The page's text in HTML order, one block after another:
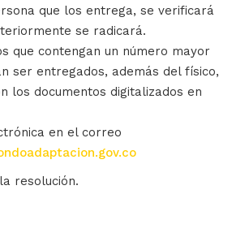
que los entrega, se verificará
se radicará.
que contengan un número mayor
ser entregados, además del físico,
los documentos digitalizados en
en el correo
resolución.